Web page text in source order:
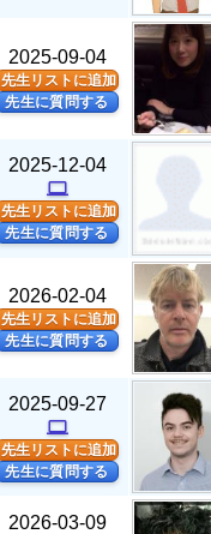
2025-09-04
先生リストに追加
先生に質問する
2025-12-04
computer
先生リストに追加
先生に質問する
2026-02-04
先生リストに追加
先生に質問する
2025-09-27
computer
先生リストに追加
先生に質問する
2026-03-09